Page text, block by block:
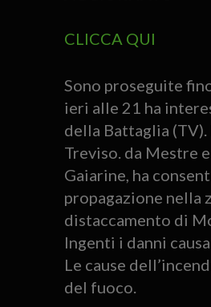
CLICCA QUI
Sono proseguite
ieri alle 21 ha
della Battaglia
Treviso. da Mestre
Gaiarine, ha
propagazione nella
distaccamento di
Ingenti i danni
Le cause
del fuoco.